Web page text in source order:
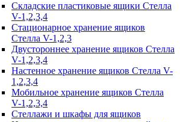
Складские пластиковые ящики Стелла
V-1,2,3,4
Стационарное хранение ящиков
Стелла V-1,2,3
Двустороннее хранение ящиков Стелла
V-1,2,3,4
Настенное хранение ящиков Стелла V-
1,2,3,4
Мобильное хранение ящиков Стелла
V-1,2,3,4
Стеллажи и шкафы для ящиков